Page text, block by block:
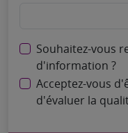
Souhaitez-vous
d'information ?
Acceptez-vous
d'évaluer la